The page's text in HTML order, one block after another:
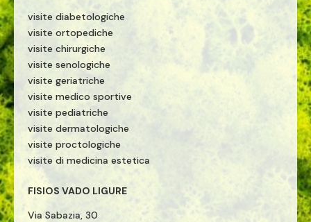
visite diabetologiche
visite ortopediche
visite chirurgiche
visite senologiche
visite geriatriche
visite medico sportive
visite pediatriche
visite dermatologiche
visite proctologiche
visite di medicina estetica
FISIOS VADO LIGURE
Via Sabazia, 30